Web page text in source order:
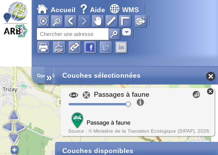
Accueil Aide WMS
Adresse
Open Street Map
» Couches sélectionnées
Passages à faune
Source : © Ministère de la Transition Ecologique (SIPAF), 2026.
Couches disponibles